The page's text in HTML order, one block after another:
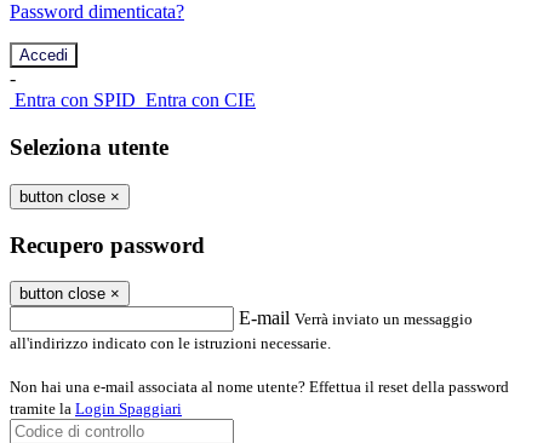
Password dimenticata?
-
Entra con SPID Entra con CIE
Seleziona utente
button close ×
Recupero password
button close ×
E-mail Verrà inviato un messaggio
all'indirizzo indicato con le istruzioni necessarie.
Non hai una e-mail associata al nome utente? Effettua il reset della password
tramite la Login Spaggiari